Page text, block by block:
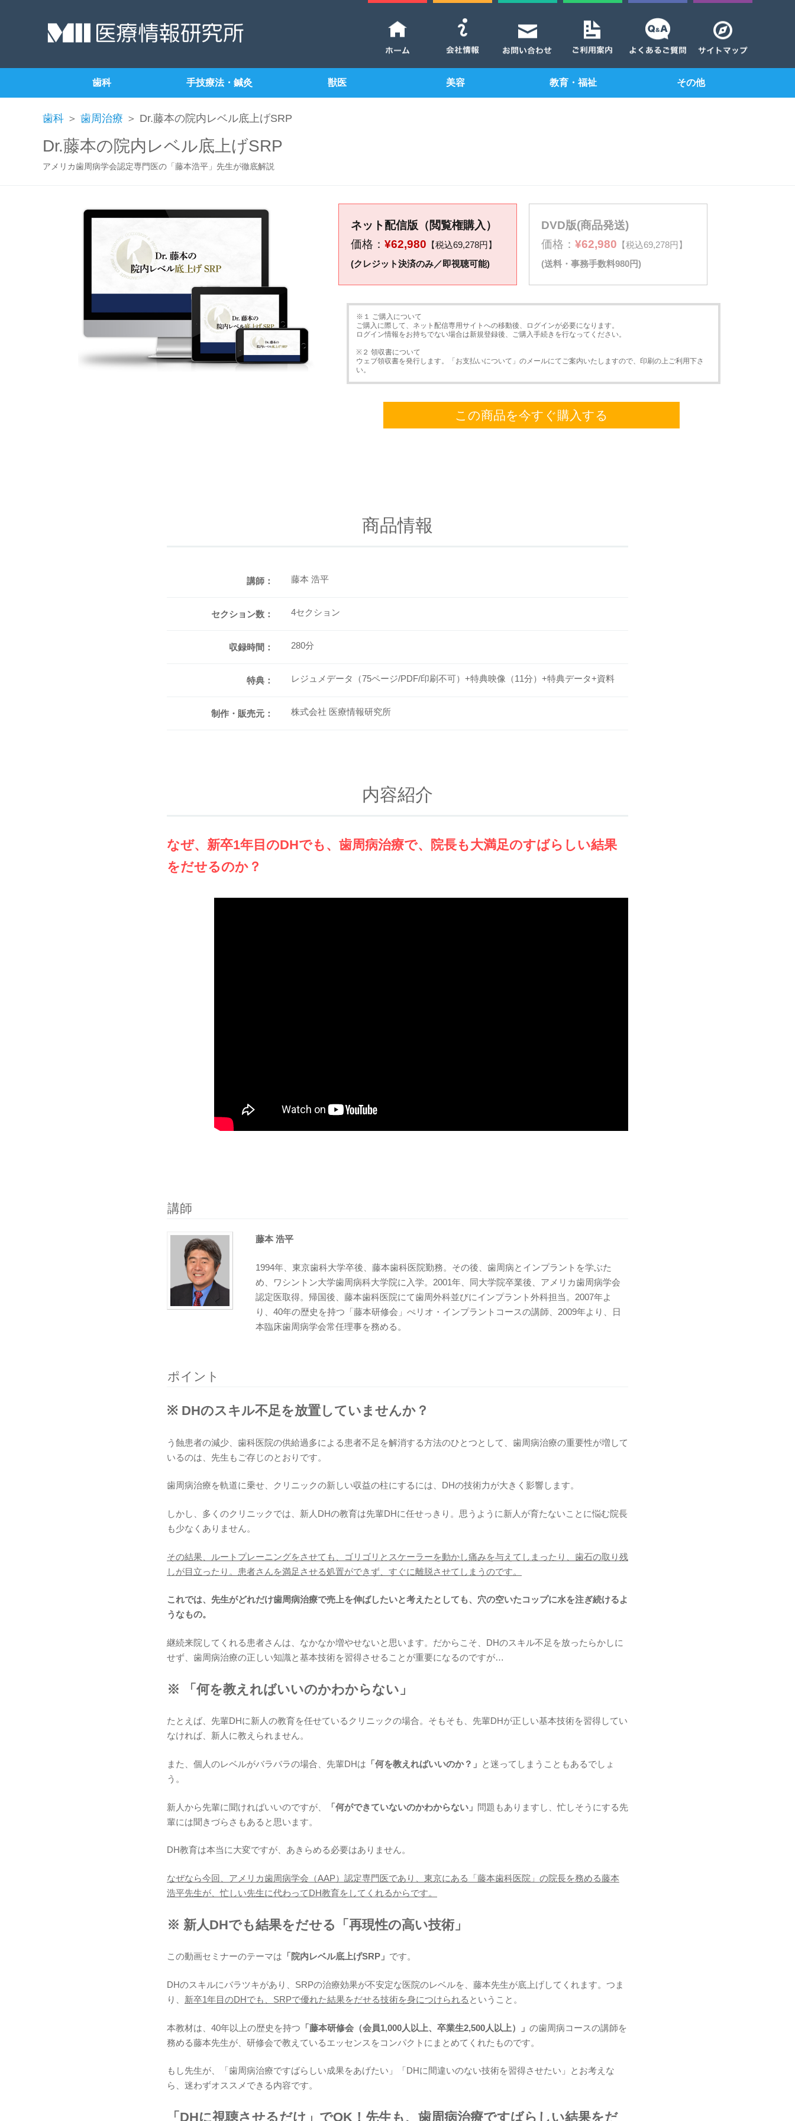
歯科 手技療法・鍼灸 獣医 美容 教育・福祉 その他
歯科 ＞ 歯周治療 ＞ Dr.藤本の院内レベル底上げSRP
Dr.藤本の院内レベル底上げSRP
アメリカ歯周病学会認定専門医の「藤本浩平」先生が徹底解説
ネット配信版（閲覧権購入）
価格： ¥62,980 【税込69,278円】
(クレジット決済のみ／即視聴可能)
DVD版(商品発送)
価格： ¥62,980 【税込69,278円】
(送料・事務手数料980円)
※１ ご購入について
ご購入に際して、ネット配信専用サイトへの移動後、ログインが必要になります。
ログイン情報をお持ちでない場合は新規登録後、ご購入手続きを行なってください。
※２ 領収書について
ウェブ領収書を発行します。「お支払いについて」のメールにてご案内いたしますので、印刷の上ご利用下さ
い。
この商品を今すぐ購入する
商品情報
講師： 藤本 浩平
セクション数： 4セクション
収録時間： 280分
特典： レジュメデータ（75ページ/PDF/印刷不可）+特典映像（11分）+特典データ+資料
制作・販売元： 株式会社 医療情報研究所
内容紹介
なぜ、新卒1年目のDHでも、歯周病治療で、院長も大満足のすばらしい結果
をだせるのか？
講師
藤本 浩平
1994年、東京歯科大学卒後、藤本歯科医院勤務。その後、歯周病とインプラントを学ぶた
め、ワシントン大学歯周病科大学院に入学。2001年、同大学院卒業後、アメリカ歯周病学会
認定医取得。帰国後、藤本歯科医院にて歯周外科並びにインプラント外科担当。2007年よ
り、40年の歴史を持つ「藤本研修会」ぺリオ・インプラントコースの講師、2009年より、日
本臨床歯周病学会常任理事を務める。
ポイント
※ DHのスキル不足を放置していませんか？
う蝕患者の減少、歯科医院の供給過多による患者不足を解消する方法のひとつとして、歯周病治療の重要性が増して
いるのは、先生もご存じのとおりです。
歯周病治療を軌道に乗せ、クリニックの新しい収益の柱にするには、DHの技術力が大きく影響します。
しかし、多くのクリニックでは、新人DHの教育は先輩DHに任せっきり。思うように新人が育たないことに悩む院長
も少なくありません。
その結果、ルートプレーニングをさせても、ゴリゴリとスケーラーを動かし痛みを与えてしまったり、歯石の取り残
しが目立ったり。患者さんを満足させる処置ができず、すぐに離脱させてしまうのです。
これでは、先生がどれだけ歯周病治療で売上を伸ばしたいと考えたとしても、穴の空いたコップに水を注ぎ続けるよ
うなもの。
継続来院してくれる患者さんは、なかなか増やせないと思います。だからこそ、DHのスキル不足を放ったらかしに
せず、歯周病治療の正しい知識と基本技術を習得させることが重要になるのですが…
※ 「何を教えればいいのかわからない」
たとえば、先輩DHに新人の教育を任せているクリニックの場合。そもそも、先輩DHが正しい基本技術を習得してい
なければ、新人に教えられません。
また、個人のレベルがバラバラの場合、先輩DHは 「何を教えればいいのか？」 と迷ってしまうこともあるでしょ
う。
新人から先輩に聞ければいいのですが、 「何ができていないのかわからない」 問題もありますし、忙しそうにする先
輩には聞きづらさもあると思います。
DH教育は本当に大変ですが、あきらめる必要はありません。
なぜなら今回、アメリカ歯周病学会（AAP）認定専門医であり、東京にある「藤本歯科医院」の院長を務める藤本
浩平先生が、忙しい先生に代わってDH教育をしてくれるからです。
※ 新人DHでも結果をだせる「再現性の高い技術」
この動画セミナーのテーマは 「院内レベル底上げSRP」 です。
DHのスキルにバラツキがあり、SRPの治療効果が不安定な医院のレベルを、藤本先生が底上げしてくれます。つま
り、 新卒1年目のDHでも、SRPで優れた結果をだせる技術を身につけられる ということ。
本教材は、40年以上の歴史を持つ 「藤本研修会（会員1,000人以上、卒業生2,500人以上）」 の歯周病コースの講師を
務める藤本先生が、研修会で教えているエッセンスをコンパクトにまとめてくれたものです。
もし先生が、「歯周病治療ですばらしい成果をあげたい」「DHに間違いのない技術を習得させたい」とお考えな
ら、迷わずオススメできる内容です。
「DHに視聴させるだけ」でOK！先生も、歯周病治療ですばらしい結果をだ